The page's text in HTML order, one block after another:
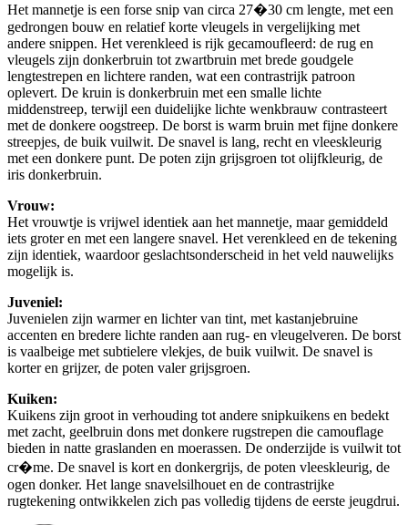
Het mannetje is een forse snip van circa 27�30 cm lengte, met een
gedrongen bouw en relatief korte vleugels in vergelijking met
andere snippen. Het verenkleed is rijk gecamoufleerd: de rug en
vleugels zijn donkerbruin tot zwartbruin met brede goudgele
lengtestrepen en lichtere randen, wat een contrastrijk patroon
oplevert. De kruin is donkerbruin met een smalle lichte
middenstreep, terwijl een duidelijke lichte wenkbrauw contrasteert
met de donkere oogstreep. De borst is warm bruin met fijne donkere
streepjes, de buik vuilwit. De snavel is lang, recht en vleeskleurig
met een donkere punt. De poten zijn grijsgroen tot olijfkleurig, de
iris donkerbruin.
Vrouw:
Het vrouwtje is vrijwel identiek aan het mannetje, maar gemiddeld
iets groter en met een langere snavel. Het verenkleed en de tekening
zijn identiek, waardoor geslachtsonderscheid in het veld nauwelijks
mogelijk is.
Juveniel:
Juvenielen zijn warmer en lichter van tint, met kastanjebruine
accenten en bredere lichte randen aan rug- en vleugelveren. De borst
is vaalbeige met subtielere vlekjes, de buik vuilwit. De snavel is
korter en grijzer, de poten valer grijsgroen.
Kuiken:
Kuikens zijn groot in verhouding tot andere snipkuikens en bedekt
met zacht, geelbruin dons met donkere rugstrepen die camouflage
bieden in natte graslanden en moerassen. De onderzijde is vuilwit tot
cr�me. De snavel is kort en donkergrijs, de poten vleeskleurig, de
ogen donker. Het lange snavelsilhouet en de contrastrijke
rugtekening ontwikkelen zich pas volledig tijdens de eerste jeugdrui.